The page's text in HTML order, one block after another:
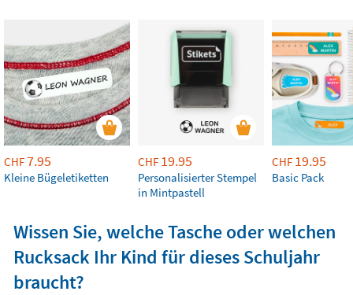
CHF7.95
Kleine Bügeletiketten
CHF 19.95
Personalisierter Stempel
in Mintpastell
CHF 19.95
Basic Pack
Wissen Sie, welche Tasche oder welchen
Rucksack Ihr Kind für dieses Schuljahr
braucht?